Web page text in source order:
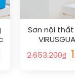
Sơn nội
2.653.200₫